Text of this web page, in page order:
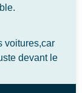
voitures,car
devant le